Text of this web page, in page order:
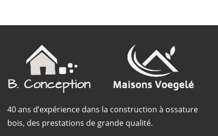
40 ans d’expérience dans la construction à ossature
bois, des prestations de grande qualité.